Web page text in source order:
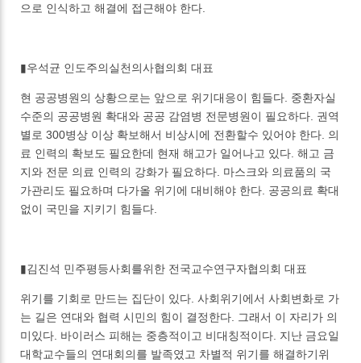
으로 인식하고 해결에 접근해야 한다.
▮우석균 인도주의실천의사협의회 대표
현 공공병원의 상황으로는 앞으로 위기대응이 힘들다. 중환자실
수준의 공공병원 확대와 공공 감염병 전문병원이 필요하다. 권역
별로 300병상 이상 확보해서 비상시에 전환할수 있어야 한다. 의
료 인력의 확보도 필요한데 현재 해고가 일어나고 있다. 해고 금
지와 전문 의료 인력의 강화가 필요하다. 마스크와 의료품의 국
가관리도 필요하며 다가올 위기에 대비해야 한다. 공공의료 확대
없이 국민을 지키기 힘들다.
▮김진석 민주평등사회를위한 전국교수연구자협의회 대표
위기를 기회로 만드는 집단이 있다. 사회위기에서 사회변화로 가
는 길은 연대와 협력 시민의 힘이 결정한다. 그래서 이 자리가 의
미있다. 바이러스 피해는 중층적이고 비대칭적이다. 지난 금요일
대학교수들의 연대회의를 발족였고 차별적 위기를 해결하기위